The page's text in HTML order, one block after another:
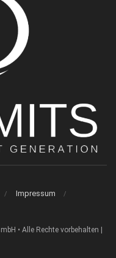
Impressum
• Alle Rechte vorbehalten |